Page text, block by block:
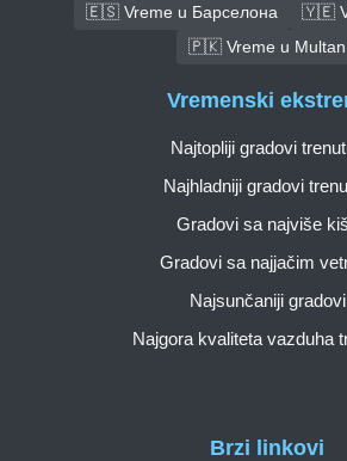
🇪🇸 Vreme u Барселона
🇾🇪
🇵🇰 Vreme u Multan
Brzi linkovi
Vremenski
Najtopliji gradovi
Najhladniji gradovi
Gradovi sa najviše
Gradovi sa najjačim
Najsunčaniji gradovi
Najgora kvaliteta vazduha